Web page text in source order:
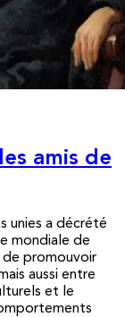
amis de
unies a décrété
mondiale de
de promouvoir
aussi entre
et le